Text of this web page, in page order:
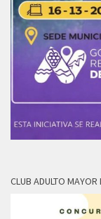
CLUB ADULTO MAYOR